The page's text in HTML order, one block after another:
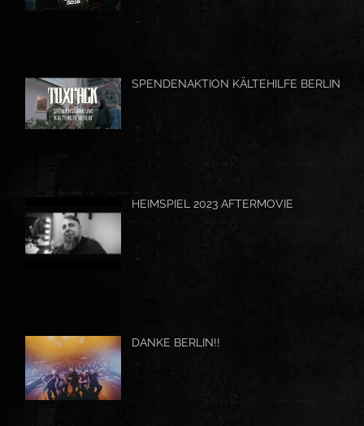
SPENDENAKTION KÄLTEHILFE BERLIN
HEIMSPIEL 2023 AFTERMOVIE
DANKE BERLIN!!